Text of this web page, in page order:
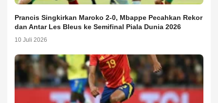
Prancis Singkirkan Maroko 2-0, Mbappe Pecahkan Rekor
dan Antar Les Bleus ke Semifinal Piala Dunia 2026
10 Juli 2026